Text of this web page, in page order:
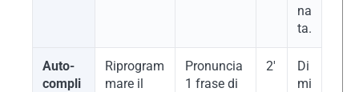
na
ta.
Auto-
compli
Riprogram
mare il
Pronuncia
1 frase di
2′
Di
mi